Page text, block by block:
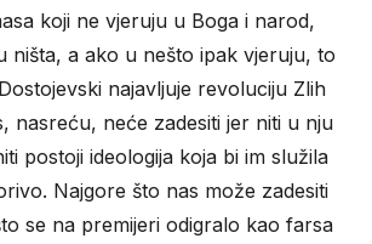
koji ne vjeruju u Boga i narod,
ništa, a ako u nešto ipak vjeruju, to
najavljuje revoluciju Zlih
nasreću, neće zadesiti jer niti u nju
postoji ideologija koja bi im služila
Najgore što nas može zadesiti
se na premijeri odigralo kao farsa